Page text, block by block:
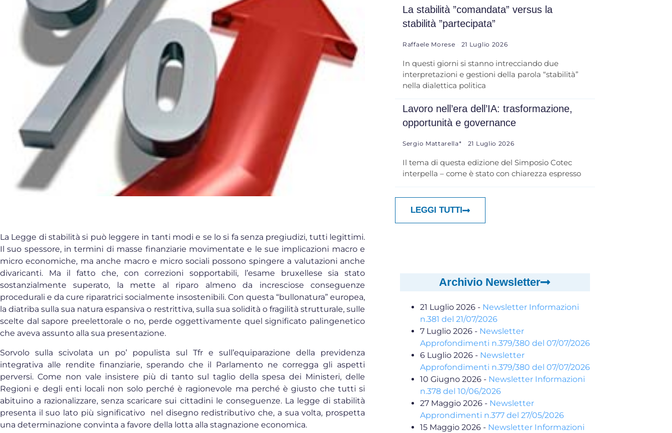
La Legge di stabilità si può leggere in tanti modi e se lo si fa senza pregiudizi, tutti legittimi.
Il suo spessore, in termini di masse finanziarie movimentate e le sue implicazioni macro e
micro economiche, ma anche macro e micro sociali possono spingere a valutazioni anche
divaricanti. Ma il fatto che, con correzioni sopportabili, l’esame bruxellese sia stato
sostanzialmente superato, la mette al riparo almeno da incresciose conseguenze
procedurali e da cure riparatrici socialmente insostenibili. Con questa “bullonatura” europea,
la diatriba sulla sua natura espansiva o restrittiva, sulla sua solidità o fragilità strutturale, sulle
scelte dal sapore preelettorale o no, perde oggettivamente quel significato palingenetico
che aveva assunto alla sua presentazione.
Sorvolo sulla scivolata un po’ populista sul Tfr e sull’equiparazione della previdenza
integrativa alle rendite finanziarie, sperando che il Parlamento ne corregga gli aspetti
perversi. Come non vale insistere più di tanto sul taglio della spesa dei Ministeri, delle
Regioni e degli enti locali non solo perché è ragionevole ma perché è giusto che tutti si
abituino a razionalizzare, senza scaricare sui cittadini le conseguenze. La legge di stabilità
presenta il suo lato più significativo nel disegno redistributivo che, a sua volta, prospetta
una determinazione convinta a favore della lotta alla stagnazione economica.
La stabilità ”comandata” versus la
stabilità ”partecipata”
Raffaele Morese 21 Luglio 2026
In questi giorni si stanno intrecciando due
interpretazioni e gestioni della parola “stabilità”
nella dialettica politica
Lavoro nell’era dell’IA: trasformazione,
opportunità e governance
Sergio Mattarella* 21 Luglio 2026
Il tema di questa edizione del Simposio Cotec
interpella – come è stato con chiarezza espresso
LEGGI TUTTI
Archivio Newsletter
21 Luglio 2026 - Newsletter Informazioni
n.381 del 21/07/2026
7 Luglio 2026 - Newsletter
Approfondimenti n.379/380 del 07/07/2026
6 Luglio 2026 - Newsletter
Approfondimenti n.379/380 del 07/07/2026
10 Giugno 2026 - Newsletter Informazioni
n.378 del 10/06/2026
27 Maggio 2026 - Newsletter
Approndimenti n.377 del 27/05/2026
15 Maggio 2026 - Newsletter Informazioni